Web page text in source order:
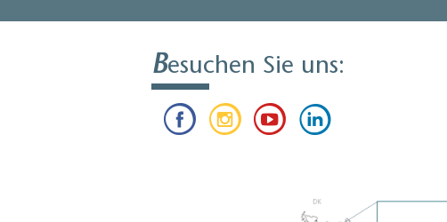
Besuchen Sie uns: